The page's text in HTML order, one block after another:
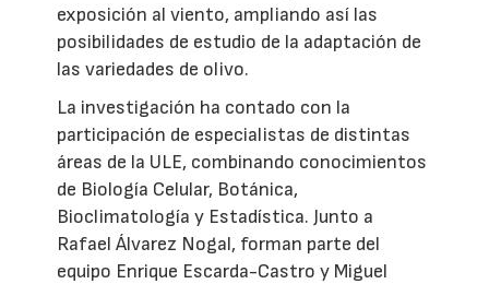
exposición al viento, ampliando así las
posibilidades de estudio de la adaptación de
las variedades de olivo.
La investigación ha contado con la
participación de especialistas de distintas
áreas de la ULE, combinando conocimientos
de Biología Celular, Botánica,
Bioclimatología y Estadística. Junto a
Rafael Álvarez Nogal, forman parte del
equipo Enrique Escarda-Castro y Miguel